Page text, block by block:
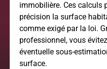
immobilière. Ces calculs
précision la surface
comme exigé par la loi.
professionnel, vous
éventuelle sous-
surface.